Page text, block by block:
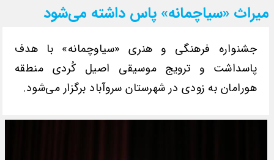
میراث «سیاچمانه» پاس داشته می‌شود
جشنواره فرهنگی و هنری «سیاوچمانه» با هدف
پاسداشت و ترویج موسیقی اصیل کُردی منطقه
هورامان‌ به زودی در شهرستان سروآباد برگزار می‌شود.